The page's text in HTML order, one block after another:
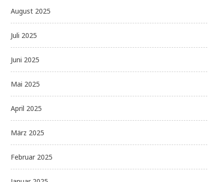
August 2025
Juli 2025
Juni 2025
Mai 2025
April 2025
März 2025
Februar 2025